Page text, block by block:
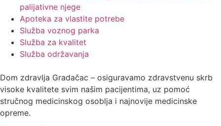
palijativne njege
Apoteka za vlastite potrebe
Služba voznog parka
Služba za kvalitet
Služba održavanja
Dom zdravlja Gradačac – osiguravamo zdravstvenu skrb
visoke kvalitete svim našim pacijentima, uz pomoć
stručnog medicinskog osoblja i najnovije medicinske
opreme.